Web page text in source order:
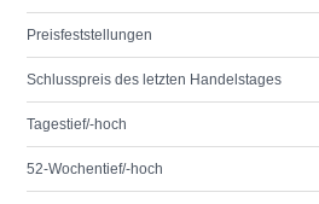
Preisfeststellungen
Schlusspreis des letzten Handelstages
Tagestief/-hoch
52-Wochentief/-hoch